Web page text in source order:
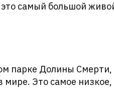
самый большой
парке Долины Смерти,
Это самое низкое,